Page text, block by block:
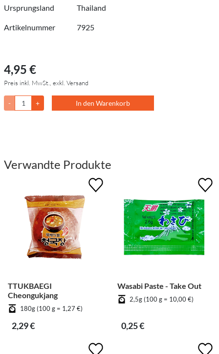
Ursprungsland Thailand
Artikelnummer 7925
4,95 €
Preis inkl. MwSt., exkl. Versand
- + In den Warenkorb
Verwandte Produkte
TTUKBAEGI
Cheongukjang
180g (100 g = 1,27 €)
2,29 €
Wasabi Paste - Take Out
2,5g (100 g = 10,00 €)
0,25 €